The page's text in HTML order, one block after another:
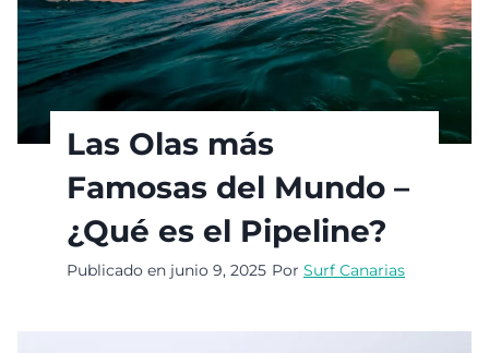
Las Olas más
Famosas del Mundo –
¿Qué es el Pipeline?
Publicado en junio 9, 2025 Por Surf Canarias